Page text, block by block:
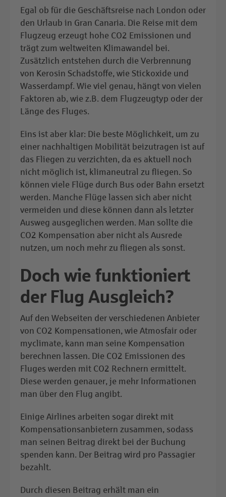
Egal ob für die Geschäftsreise nach London oder
den Urlaub in Gran Canaria. Die Reise mit dem
Flugzeug erzeugt hohe CO2 Emissionen und
trägt zum weltweiten Klimawandel bei.
Zusätzlich entstehen durch die Verbrennung
von Kerosin Schadstoffe, wie Stickoxide und
Wasserdampf. Wie viel genau, hängt von vielen
Faktoren ab, wie z.B. dem Flugzeugtyp oder der
Länge des Fluges.
Eins ist aber klar: Die beste Möglichkeit, um zu
einer nachhaltigen Mobilität beizutragen ist auf
das Fliegen zu verzichten, da es aktuell noch
nicht möglich ist, klimaneutral zu fliegen. So
können viele Flüge durch Bus oder Bahn ersetzt
werden. Manche Flüge lassen sich aber nicht
vermeiden und diese können dann als letzter
Ausweg ausgeglichen werden. Man sollte die
CO2 Kompensation aber nicht als Ausrede
nutzen, um noch mehr zu fliegen als sonst.
Doch wie funktioniert
der Flug Ausgleich?
Auf den Webseiten der verschiedenen Anbieter
von CO2 Kompensationen, wie Atmosfair oder
myclimate, kann man seine Kompensation
berechnen lassen. Die CO2 Emissionen des
Fluges werden mit CO2 Rechnern ermittelt.
Diese werden genauer, je mehr Informationen
man über den Flug angibt.
Einige Airlines arbeiten sogar direkt mit
Kompensationsanbietern zusammen, sodass
man seinen Beitrag direkt bei der Buchung
spenden kann. Der Beitrag wird pro Passagier
bezahlt.
Durch diesen Beitrag erhält man ein